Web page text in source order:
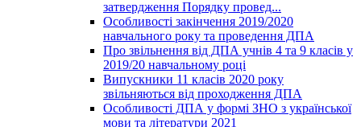
затвердження Порядку провед...
Особливості закінчення 2019/2020
навчального року та проведення ДПА
Про звільнення від ДПА учнів 4 та 9 класів у
2019/20 навчальному році
Випускники 11 класів 2020 року
звільняються від проходження ДПА
Особливості ДПА у формі ЗНО з української
мови та літератури 2021